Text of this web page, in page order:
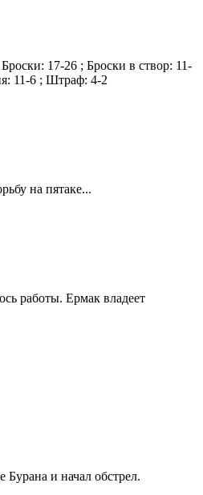
Броски: 17-26 ; Броски в створ: 11-
11-6 ; Штраф: 4-2
на пятаке...
работы. Ермак владеет
Бурана и начал обстрел.